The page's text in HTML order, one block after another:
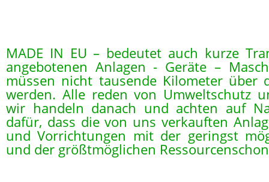
MADE IN EU – bedeutet auch kurze
angebotenen Anlagen - Geräte –
müssen nicht tausende Kilometer über
werden. Alle reden von Umweltschutz
wir handeln danach und achten auf
dafür, dass die von uns verkauften
und Vorrichtungen mit der geringst
und der größtmöglichen